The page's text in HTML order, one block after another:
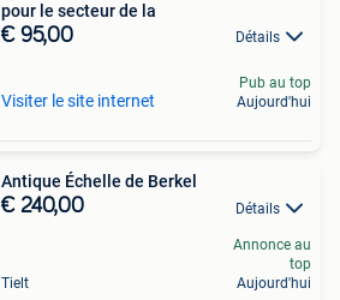
pour le secteur de la
€ 95,00 Détails
Visiter le site internet
Pub au top
Aujourd'hui
Antique Échelle de Berkel
€ 240,00 Détails
Tielt
Annonce au
top
Aujourd'hui